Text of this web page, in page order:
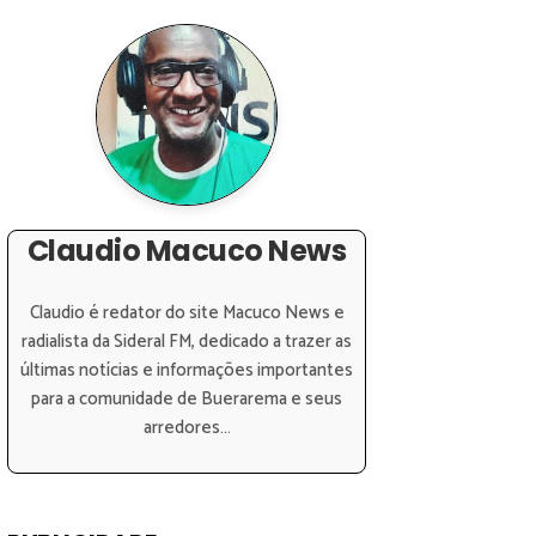
Claudio Macuco News
Claudio é redator do site Macuco News e
radialista da Sideral FM, dedicado a trazer as
últimas notícias e informações importantes
para a comunidade de Buerarema e seus
arredores...